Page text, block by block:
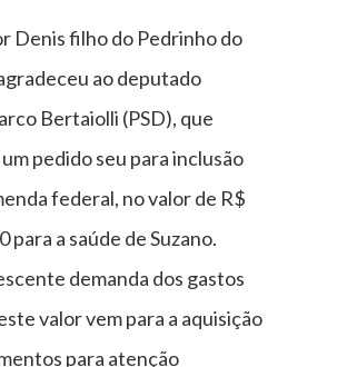
Denis filho do Pedrinho do
ao deputado
Bertaiolli (PSD), que
pedido seu para inclusão
federal, no valor de R$
para a saúde de Suzano.
demanda dos gastos
valor vem para a aquisição
para atenção